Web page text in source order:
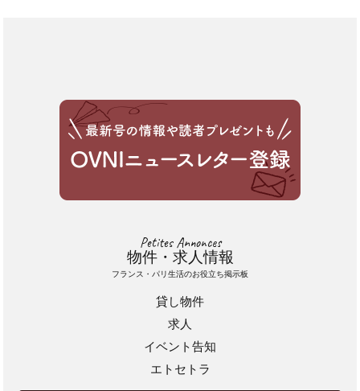
Petites Annonces
物件・求人情報
フランス・パリ生活のお役立ち掲示板
貸し物件
求人
イベント告知
エトセトラ